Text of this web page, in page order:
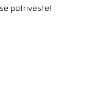
potriveste!